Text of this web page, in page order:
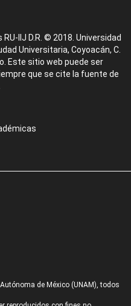
IIJ D.R. © 2018. Universidad
Universitaria, Coyoacán, C.
Este sitio web puede ser
que se cite la fuente de
de México (UNAM), todos